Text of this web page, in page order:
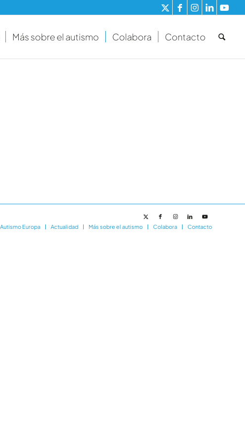
Más sobre el autismo Colabora Contacto
Autismo Europa Actualidad Más sobre el autismo Colabora Contacto